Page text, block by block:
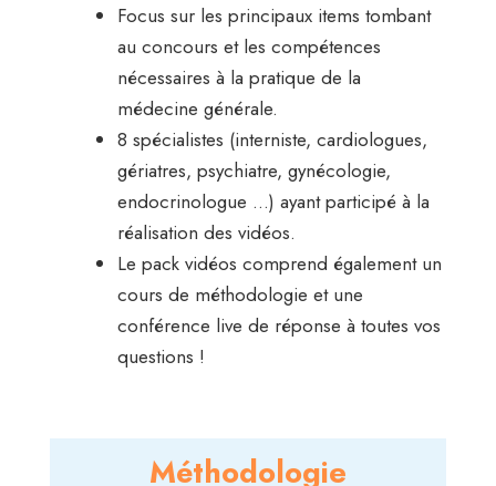
Focus sur les principaux items tombant
au concours et les compétences
nécessaires à la pratique de la
médecine générale.
8 spécialistes (interniste, cardiologues,
gériatres, psychiatre, gynécologie,
endocrinologue …) ayant participé à la
réalisation des vidéos.
Le pack vidéos comprend également un
cours de méthodologie et une
conférence live de réponse à toutes vos
questions !
Méthodologie